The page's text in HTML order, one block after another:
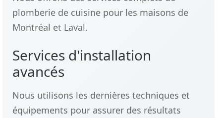
plomberie de cuisine pour les maisons de
Montréal et Laval.
Services d'installation
avancés
Nous utilisons les dernières techniques et
équipements pour assurer des résultats